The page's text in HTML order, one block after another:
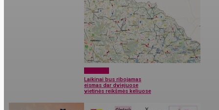
Laikinai bus ribojamas
eismas dar dviejuose
vietinės reikšmės keliuose